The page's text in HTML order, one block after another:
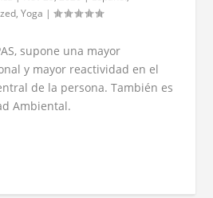
,Yoga |
supone una mayor
y mayor reactividad en el
de la persona. También es
Ambiental.